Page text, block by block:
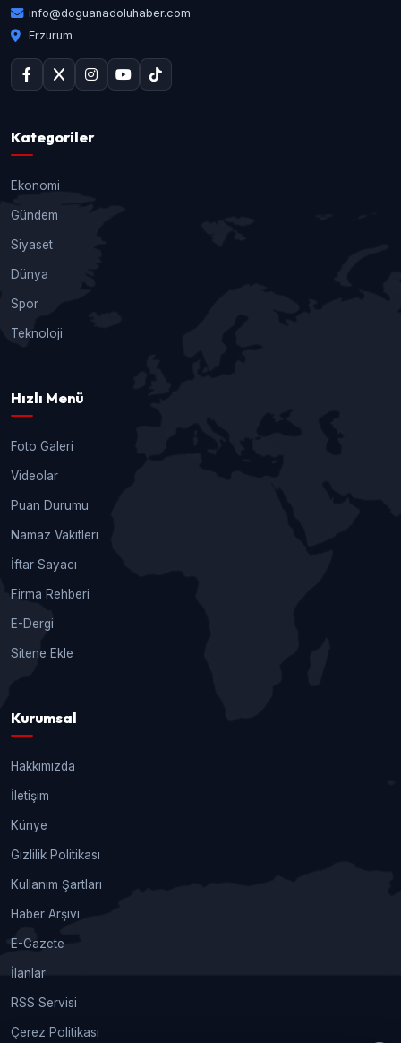
info@doguanadoluhaber.com
Erzurum
Kategoriler
Ekonomi
Gündem
Siyaset
Dünya
Spor
Teknoloji
Hızlı Menü
Foto Galeri
Videolar
Puan Durumu
Namaz Vakitleri
İftar Sayacı
Firma Rehberi
E-Dergi
Sitene Ekle
Kurumsal
Hakkımızda
İletişim
Künye
Gizlilik Politikası
Kullanım Şartları
Haber Arşivi
E-Gazete
İlanlar
RSS Servisi
Çerez Politikası